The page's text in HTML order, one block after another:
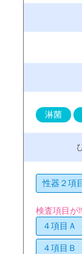
淋菌
性器２項
検査項目が
４項目Ａ
４項目Ｂ